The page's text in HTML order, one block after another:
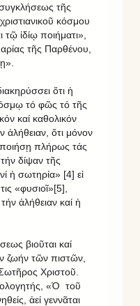
τῆς
κόσμου
ἰδίῳ ποιήματι»,
τῆς Παρθένου,
ὅτι ἡ
τό φῶς τό τῆς
καί καθολικόν
ἀλήθειαν, ὅτι μόνον
πλήρως τάς
δίψαν τῆς
ἡ σωτηρία» [4] εἰ
«φυσιοῖ»[5],
ἀλήθειαν καί ἡ
βιοῦται καί
ζωήν τῶν πιστῶν,
Χριστοῦ.
«Ὁ τοῦ
ἀεί γεννᾶται